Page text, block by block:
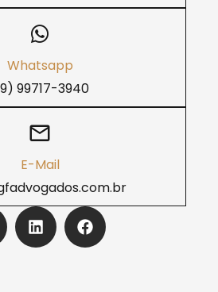
Whatsapp
99717-3940
E-Mail